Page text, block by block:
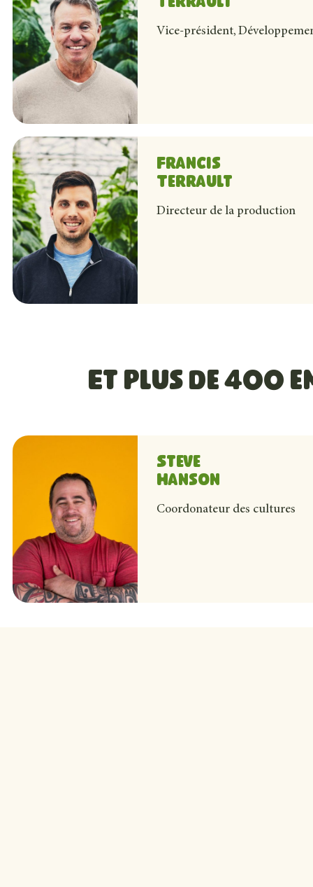
Vice-président,
Daniel est le frère de Sylvain, l’oncle de Simon et
Francis
Terrault
Directeur de la production
Francis est le neveu de Sylvain et Chantal et le fils de
s’occuper de la production, en collaboration avec
Et plus de 400
Steve
Hanson
Coordonateur des cultures